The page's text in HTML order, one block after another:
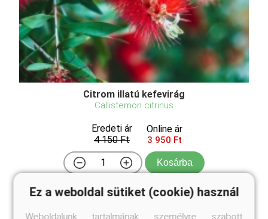
Citrom illatú kefevirág
Callistemon citrinus
Eredeti ár
4 150 Ft
Online ár
3 950 Ft
Kosárba
Ez a weboldal sütiket (cookie) használ
Weboldalunk tartalmának személyre szabott